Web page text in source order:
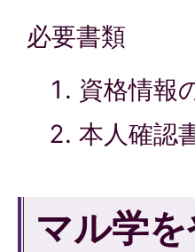
必要書類
資格情報
本人確認
マル学